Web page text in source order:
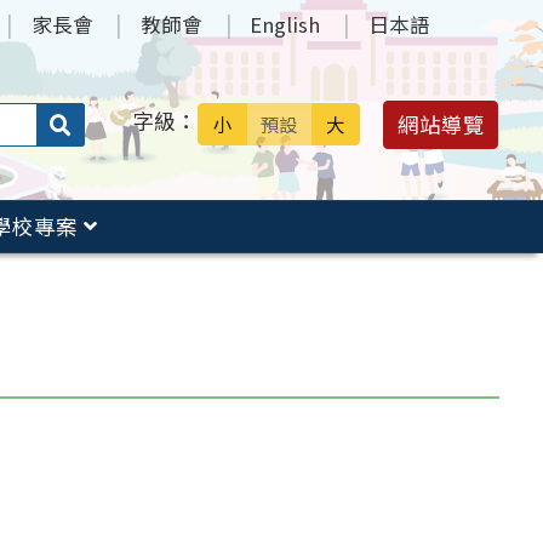
家長會 教師會 English 日本語
搜
送出 字級： 小 預設 大 網站導覽
校專案